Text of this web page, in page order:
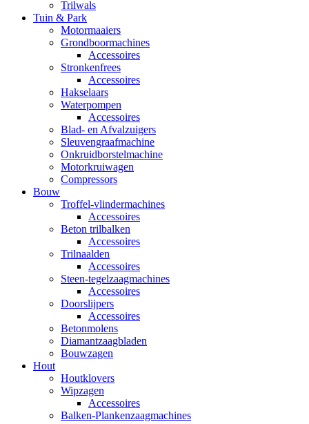
Trilwals
Tuin & Park
Motormaaiers
Grondboormachines
Accessoires
Stronkenfrees
Accessoires
Hakselaars
Waterpompen
Accessoires
Blad- en Afvalzuigers
Sleuvengraafmachine
Onkruidborstelmachine
Motorkruiwagen
Compressors
Bouw
Troffel-vlindermachines
Accessoires
Beton trilbalken
Accessoires
Trilnaalden
Accessoires
Steen-tegelzaagmachines
Accessoires
Doorslijpers
Accessoires
Betonmolens
Diamantzaagbladen
Bouwzagen
Hout
Houtklovers
Wipzagen
Accessoires
Balken-Plankenzaagmachines